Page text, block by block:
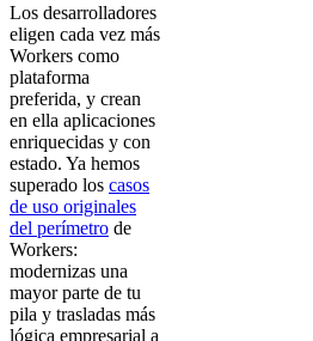
Los desarrolladores
eligen cada vez más
Workers como
plataforma
preferida, y crean
en ella aplicaciones
enriquecidas y con
estado. Ya hemos
superado los casos
de uso originales
del perímetro de
Workers:
modernizas una
mayor parte de tu
pila y trasladas más
lógica empresarial a